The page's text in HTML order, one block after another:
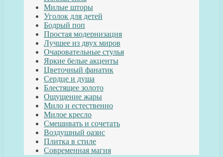
Милые шторы
Уголок для детей
Бодрый поп
Простая модернизация
Лучшее из двух миров
Очаровательные стулья
Яркие белые акценты
Цветочный фанатик
Сердце и душа
Блестящее золото
Ощущение жары
Мило и естественно
Милое кресло
Смешивать и сочетать
Воздушный оазис
Плитка в стиле
Современная магия